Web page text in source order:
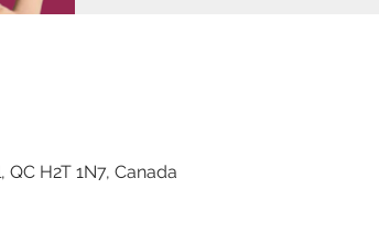
H2T 1N7, Canada